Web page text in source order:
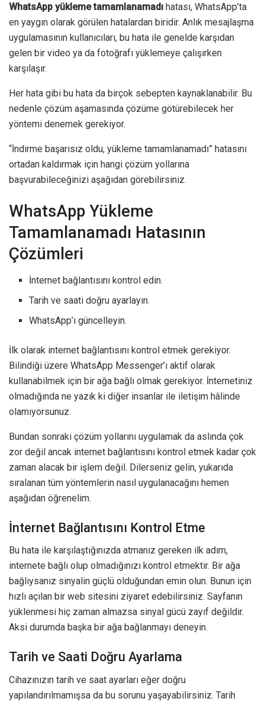
WhatsApp yükleme tamamlanamadı hatası, WhatsApp’ta
en yaygın olarak görülen hatalardan biridir. Anlık mesajlaşma
uygulamasının kullanıcıları, bu hata ile genelde karşıdan
gelen bir video ya da fotoğrafı yüklemeye çalışırken
karşılaşır.
Her hata gibi bu hata da birçok sebepten kaynaklanabilir. Bu
nedenle çözüm aşamasında çözüme götürebilecek her
yöntemi denemek gerekiyor.
“İndirme başarısız oldu, yükleme tamamlanamadı” hatasını
ortadan kaldırmak için hangi çözüm yollarına
başvurabileceğinizi aşağıdan görebilirsiniz.
WhatsApp Yükleme
Tamamlanamadı Hatasının
Çözümleri
İnternet bağlantısını kontrol edin.
Tarih ve saati doğru ayarlayın.
WhatsApp’ı güncelleyin.
İlk olarak internet bağlantısını kontrol etmek gerekiyor.
Bilindiği üzere WhatsApp Messenger’ı aktif olarak
kullanabilmek için bir ağa bağlı olmak gerekiyor. İnternetiniz
olmadığında ne yazık ki diğer insanlar ile iletişim hâlinde
olamıyorsunuz.
Bundan sonraki çözüm yollarını uygulamak da aslında çok
zor değil ancak internet bağlantısını kontrol etmek kadar çok
zaman alacak bir işlem değil. Dilerseniz gelin, yukarıda
sıralanan tüm yöntemlerin nasıl uygulanacağını hemen
aşağıdan öğrenelim.
İnternet Bağlantısını Kontrol Etme
Bu hata ile karşılaştığınızda atmanız gereken ilk adım,
internete bağlı olup olmadığınızı kontrol etmektir. Bir ağa
bağlıysanız sinyalin güçlü olduğundan emin olun. Bunun için
hızlı açılan bir web sitesini ziyaret edebilirsiniz. Sayfanın
yüklenmesi hiç zaman almazsa sinyal gücü zayıf değildir.
Aksi durumda başka bir ağa bağlanmayı deneyin.
Tarih ve Saati Doğru Ayarlama
Cihazınızın tarih ve saat ayarları eğer doğru
yapılandırılmamışsa da bu sorunu yaşayabilirsiniz. Tarih